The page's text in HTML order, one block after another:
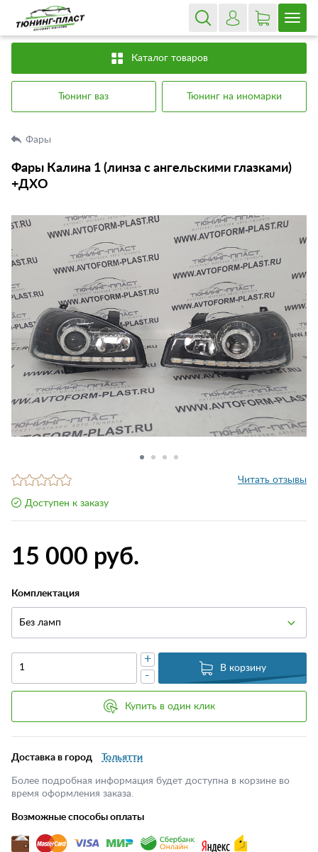
Каталог товаров
Тюнинг ваз Тюнинг на иномарки
Фары
Фары Калина 1 (линза с ангельскими глазками)
+ДХО
Читать отзывы
Доступен к заказу
15 000 руб.
Комплектация
Без ламп
-
+
В корзину
Купить в один клик
Доставка в город Тольятти
Более подробная информация будет доступна в корзине во
время оформления заказа.
Возможные способы оплаты